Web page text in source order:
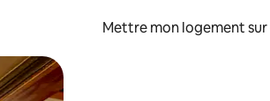
Mettre mon logement